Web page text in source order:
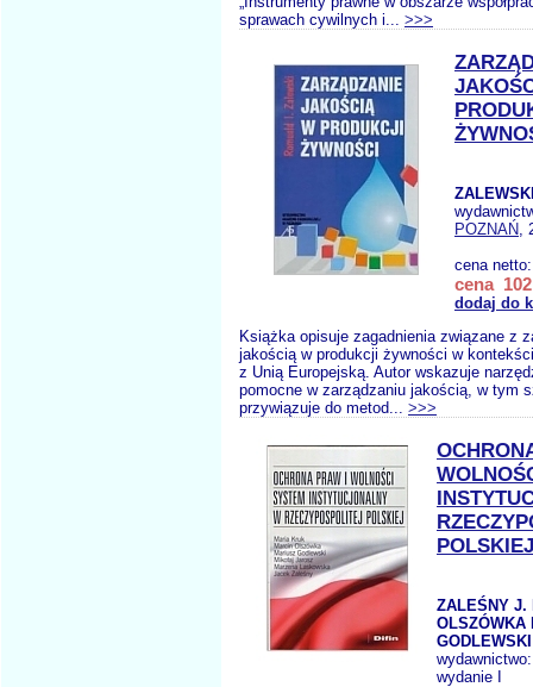
sprawach cywilnych i... >>>
POZNAŃ,
cena
cena
dodaj do
Książka opisuje zagadnienia związane z
jakością w produkcji żywności w
z Unią Europejską. Autor wskazuje
pomocne w zarządzaniu jakością, w tym
przywiązuje do metod... >>>
POLSKIEJ
ZALEŚNY J.
OLSZÓWKA
wydanie I